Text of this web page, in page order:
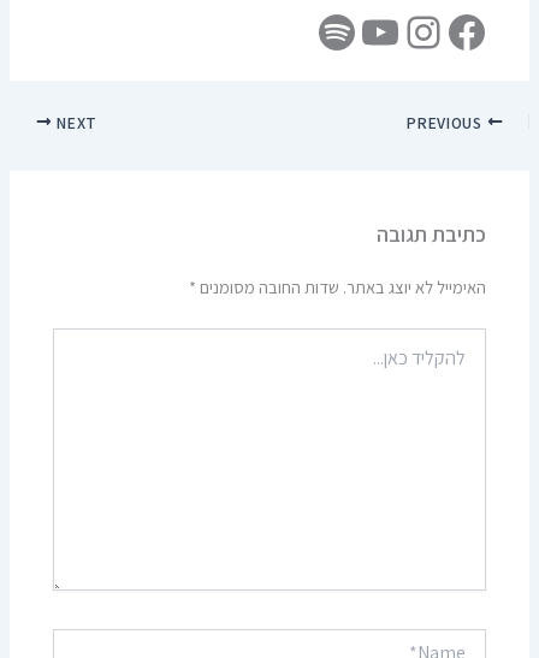
NEXT
כתיבת תגובה
האימייל לא יוצג באתר. שדות החובה מסומנים *
כאן...